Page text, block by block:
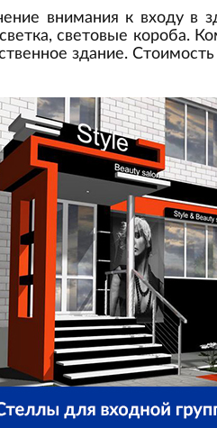
внимания к входу в
световые короба.
здание.